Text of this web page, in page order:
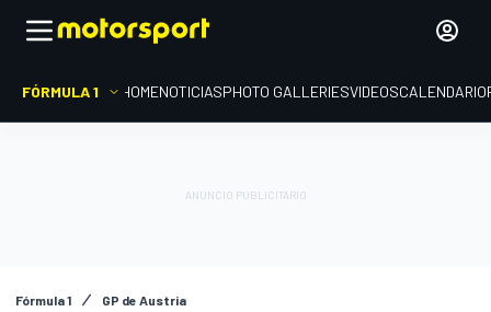
FÓRMULA 1 HOMENOTICIASPHOTO GALLERIESVIDEOSCALENDARIO
Fórmula 1 GP de Austria